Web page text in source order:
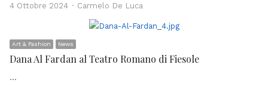
4 Ottobre 2024 Author
Carmelo De Luca
Art & Fashion News
Dana Al Fardan al Teatro Romano di Fiesole
…